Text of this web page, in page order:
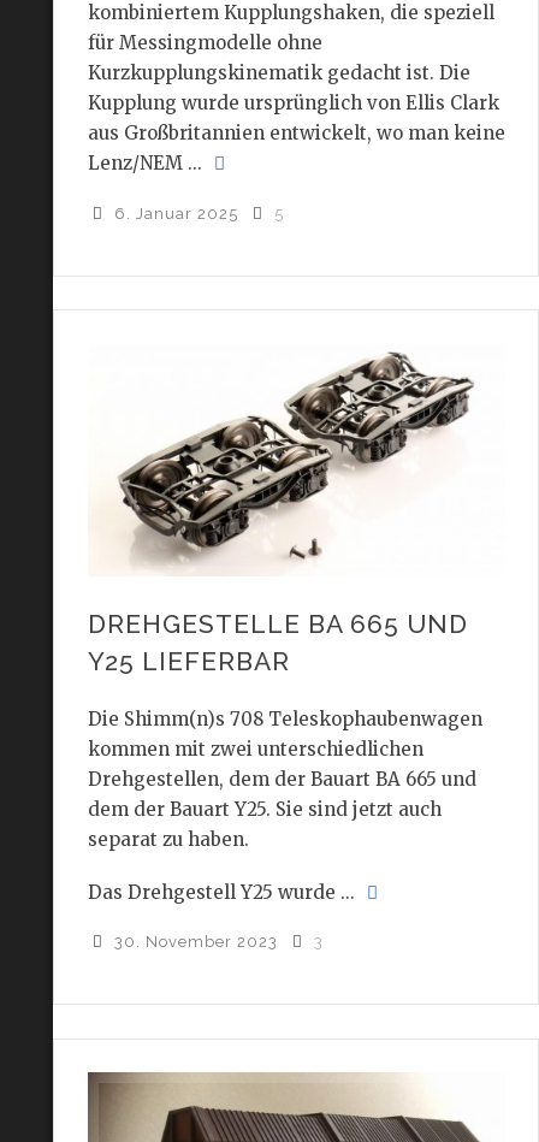
kombiniertem Kupplungshaken, die speziell
für Messingmodelle ohne
Kurzkupplungskinematik gedacht ist. Die
Kupplung wurde ursprünglich von Ellis Clark
aus Großbritannien entwickelt, wo man keine
Lenz/NEM ...
6. Januar 2025 5
DREHGESTELLE BA 665 UND
Y25 LIEFERBAR
Die Shimm(n)s 708 Teleskophaubenwagen
kommen mit zwei unterschiedlichen
Drehgestellen, dem der Bauart BA 665 und
dem der Bauart Y25. Sie sind jetzt auch
separat zu haben.
Das Drehgestell Y25 wurde ...
30. November 2023 3